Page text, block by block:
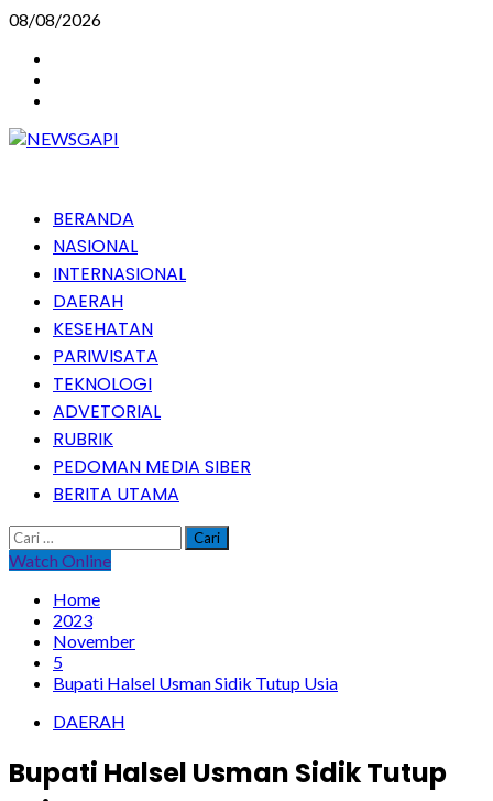
Skip
content
08/08/2026
PrimaryBERANDA
NASIONAL
INTERNASIONAL
DAERAH
KESEHATAN
PARIWISATA
TEKNOLOGI
ADVETORIAL
RUBRIK
PEDOMAN MEDIA SIBER
BERITA UTAMA
Cari
untuk:
Watch Online
Home
2023
November
5
Bupati Halsel Usman Sidik Tutup Usia
DAERAH
Bupati Halsel Usman Sidik Tutup